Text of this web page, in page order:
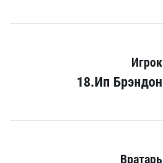
Игрок
18.Ип Брэндон
Вратарь